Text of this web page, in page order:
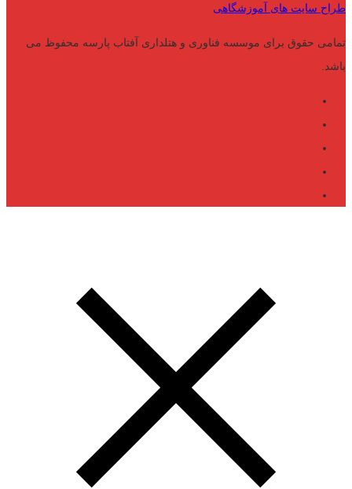
طراح سایت های آموزشگاهی
تمامی حقوق برای موسسه فناوری و هتلداری آفتاب پارسه محفوظ می
باشد.